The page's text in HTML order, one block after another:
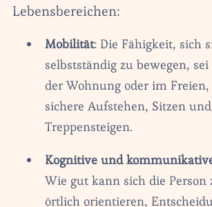
Lebensbereichen:
Mobilität: Die Fähigkeit, sich
selbstständig zu bewegen,
der Wohnung oder im Freien,
sichere Aufstehen, Sitzen und
Treppensteigen.‍
Kognitive und
Wie gut kann sich die Person
örtlich orientieren,